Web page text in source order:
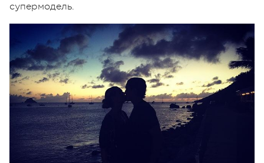
супермодель.